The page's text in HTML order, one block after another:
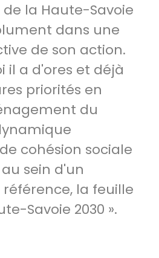
la Haute-Savoie
dans une
de son action.
il a d'ores et déjà
priorités en
du
cohésion sociale
sein d'un
la feuille
Savoie 2030 ».